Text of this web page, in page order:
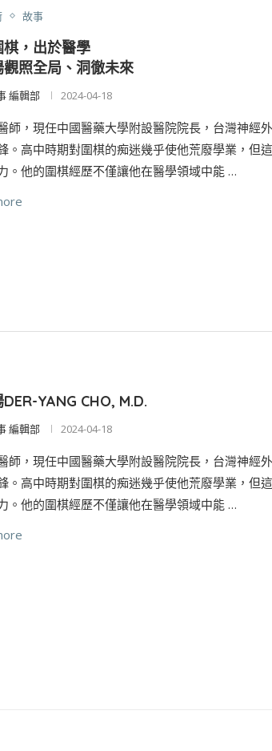
故事
棋，出於醫學
觀照全局、洞徹未來
編輯部 2024-04-18
師，現任中國醫藥大學附設醫院院長，台灣神經
。高中時期對圍棋的痴迷幾乎使他荒廢學業，但
。他的圍棋經歷不僅讓他在醫學領域中能 …
YANG CHO, M.D.
編輯部 2024-04-18
師，現任中國醫藥大學附設醫院院長，台灣神經
。高中時期對圍棋的痴迷幾乎使他荒廢學業，但
。他的圍棋經歷不僅讓他在醫學領域中能 …